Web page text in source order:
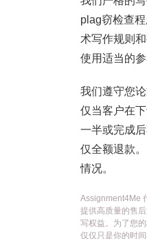
plag窃检查
术写作规则
使用适当的
我们遵守您
仅当客户在
一半或完成
仅全额退款
情况。
Assignment4Me
提供高质量的售
写权益。为了您
仅仅只是你的时